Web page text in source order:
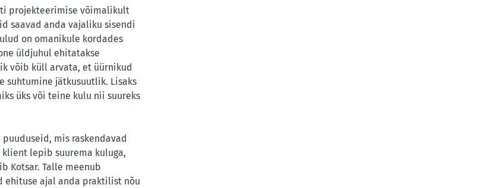
projekteerimise võimalikult
saavad anda vajaliku sisendi
on omanikule kordades
üldjuhul ehitatakse
võib küll arvata, et üürnikud
suhtumine jätkusuutlik. Lisaks
üks või teine kulu nii suureks
mis raskendavad
lepib suurema kuluga,
Kotsar. Talle meenub
ehituse ajal anda praktilist nõu